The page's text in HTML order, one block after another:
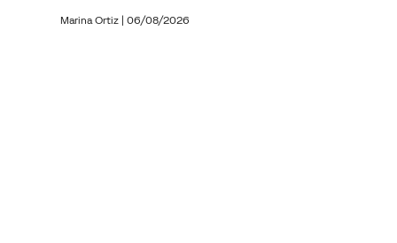
Marina Ortiz | 06/08/2026